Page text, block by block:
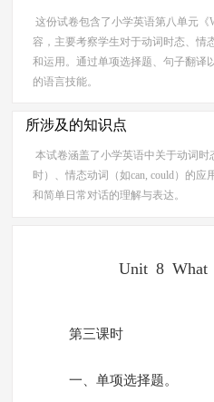
这份试卷包含了小学英语第八单元《
容，主要考察学生对于动词时态、情
和运用。通过单项选择题、句子翻译
的语言技能。
所涉及的知识点
本试卷涵盖了小学英语中关于动词
时）、情态动词（如can, could）的应
和简单日常对话的理解与表达。
Unit 8 What
第三课时
一、单项选择题。